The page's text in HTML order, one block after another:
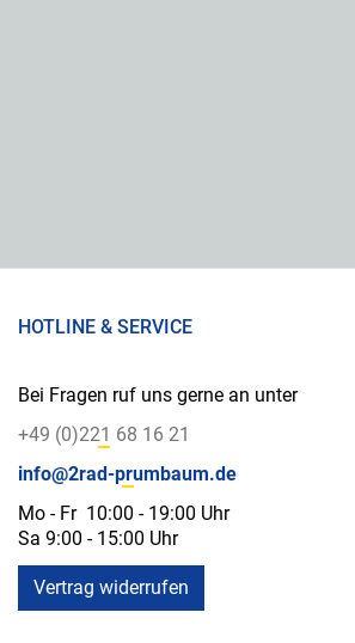
HOTLINE & SERVICE
Bei Fragen ruf uns gerne an unter
+49 (0)221 68 16 21
info@2rad-prumbaum.de
Mo - Fr 10:00 - 19:00 Uhr
Sa 9:00 - 15:00 Uhr
Vertrag widerrufen